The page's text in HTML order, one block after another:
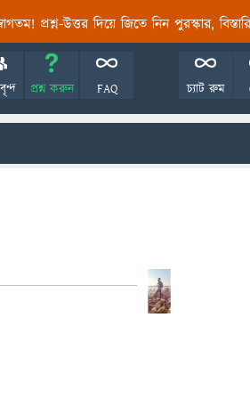
প্রশ্ন-উত্তর দিয়ে জিতে নিন পুরস্কার,
প্রশ্ন করুন FAQ চ্যাট রুম